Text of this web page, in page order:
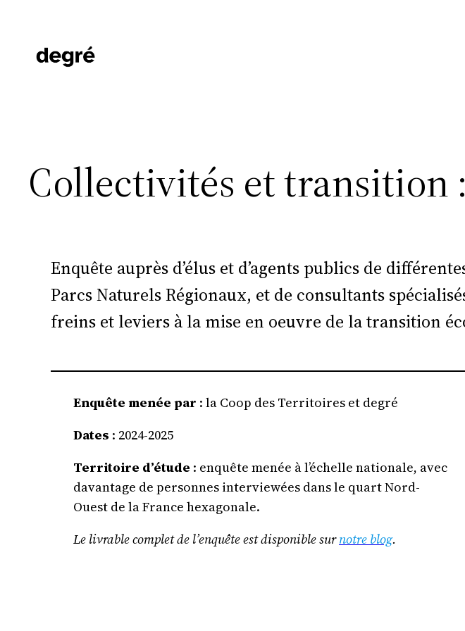
contenu
Collectivités et transition
Enquête auprès d’élus et d’agents publics de
Parcs Naturels Régionaux, et de consultants
freins et leviers à la mise en oeuvre de la transition
Enquête menée par : la Coop des Territoires et degré
Dates : 2024-2025
Territoire d’étude : enquête menée à l’échelle nationale, avec
davantage de personnes interviewées dans le quart Nord-
Ouest de la France hexagonale.
Le livrable complet de l’enquête est disponible surnotre blog.